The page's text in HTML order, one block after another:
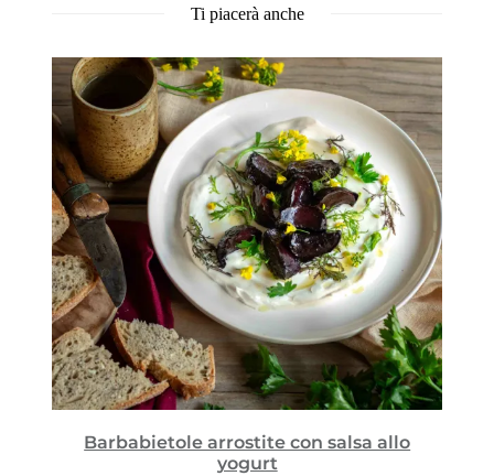
Ti piacerà anche
Barbabietole arrostite con salsa allo
yogurt